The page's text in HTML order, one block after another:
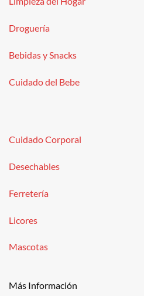
Droguería
Bebidas y Snacks
Cuidado del Bebe
Cuidado Corporal
Desechables
Ferretería
Licores
Mascotas
Más Información